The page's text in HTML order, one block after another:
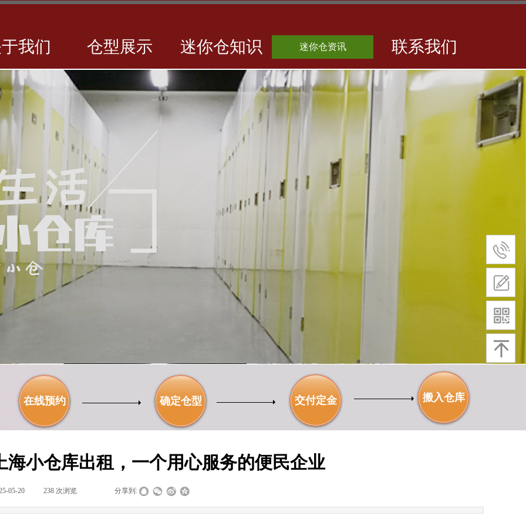
我们 仓型展示 迷你仓知识 迷你仓资讯 联系我们
确定仓型 交付定金 搬入仓库
在线预约
海小仓库出租，一个用心服务的便民企业
05-20 238 次浏览 分享到: